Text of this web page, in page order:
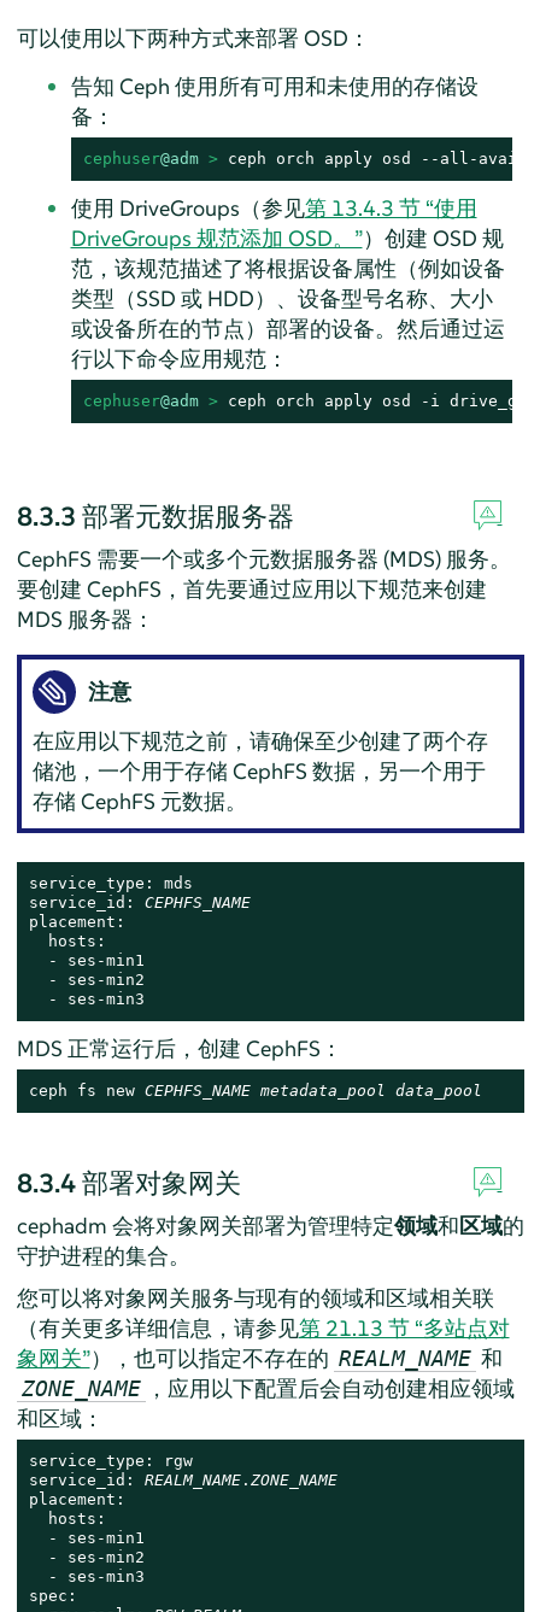
可以使用以下两种方式来部署 OSD：
告知 Ceph 使用所有可用和未使用的存储设
备：
cephuser@adm > ceph orch apply osd --all-
使用 DriveGroups（参见第 13.4.3 节 “使用
DriveGroups 规范添加 OSD。”）创建 OSD 规
范，该规范描述了将根据设备属性（例如设备
类型（SSD 或 HDD）、设备型号名称、大小
或设备所在的节点）部署的设备。然后通过运
行以下命令应用规范：
cephuser@adm > ceph orch apply osd -i
8.3.3 部署元数据服务器
CephFS 需要一个或多个元数据服务器 (MDS) 服务。
要创建 CephFS，首先要通过应用以下规范来创建
MDS 服务器：
注意
在应用以下规范之前，请确保至少创建了两个存
储池，一个用于存储 CephFS 数据，另一个用于
存储 CephFS 元数据。
service_type: mds
service_id: CEPHFS_NAME
placement:
  hosts:
  - ses-min1
  - ses-min2
  - ses-min3
MDS 正常运行后，创建 CephFS：
ceph fs new CEPHFS_NAME metadata_pool data_pool
8.3.4部署对象网关
cephadm 会将对象网关部署为管理特定领域和区域的
守护进程的集合。
您可以将对象网关服务与现有的领域和区域相关联
（有关更多详细信息，请参见第 21.13 节 “多站点对
象网关”），也可以指定不存在的 REALM_NAME 和
ZONE_NAME ，应用以下配置后会自动创建相应领域
和区域：
service_type: rgw
service_id: REALM_NAME. ZONE_NAME
placement:
  hosts:
  - ses-min1
  - ses-min2
  - ses-min3
spec: